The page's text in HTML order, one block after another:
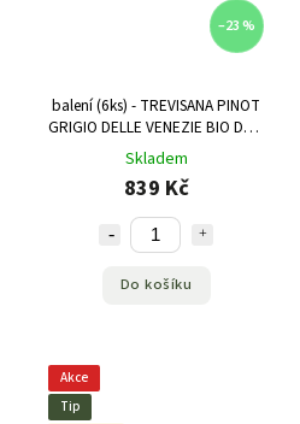
–23 %
balení (6ks) - TREVISANA PINOT
GRIGIO DELLE VENEZIE BIO DOC
0,75 L
Skladem
839 Kč
Do košíku
Akce
Tip